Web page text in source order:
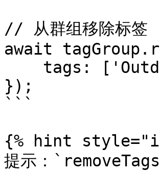
// 从群组移除标签
await
});
```
{% hint
提示：